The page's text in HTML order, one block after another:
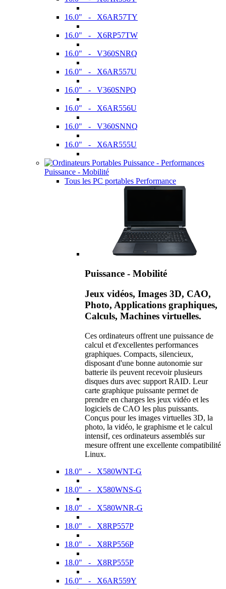
16.0" - X6AR57TY
16.0" - X6RP57TW
16.0" - V360SNRQ
16.0" - X6AR557U
16.0" - V360SNPQ
16.0" - X6AR556U
16.0" - V360SNNQ
16.0" - X6AR555U
Puissance - Mobilité
Tous les PC portables Performance
Puissance - Mobilité
Jeux vidéos, Images 3D, CAO,
Photo, Applications graphiques,
Calculs, Machines virtuelles.
Ces ordinateurs offrent une puissance de
calcul et d'excellentes performances
graphiques. Compacts, silencieux,
disposant d'une bonne autonomie sur
batterie ils peuvent recevoir plusieurs
disques durs avec support RAID. Leur
carte graphique puissante permet de
prendre en charges les jeux vidéo et les
logiciels de CAO les plus puissants.
Conçus pour les images virtuelles 3D, la
photo, la vidéo, le graphisme et le calcul
intensif, ces ordinateurs assemblés sur
mesure offrent une excellente compatibilité
Linux.
18.0" - X580WNT-G
18.0" - X580WNS-G
18.0" - X580WNR-G
18.0" - X8RP557P
18.0" - X8RP556P
18.0" - X8RP555P
16.0" - X6AR559Y